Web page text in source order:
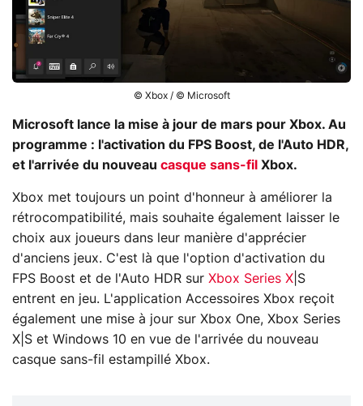
© Xbox / © Microsoft
Microsoft lance la mise à jour de mars pour Xbox. Au
programme : l'activation du FPS Boost, de l'Auto HDR,
et l'arrivée du nouveau casque sans-fil Xbox.
Xbox met toujours un point d'honneur à améliorer la
rétrocompatibilité, mais souhaite également laisser le
choix aux joueurs dans leur manière d'apprécier
d'anciens jeux. C'est là que l'option d'activation du
FPS Boost et de l'Auto HDR sur Xbox Series X |S
entrent en jeu. L'application Accessoires Xbox reçoit
également une mise à jour sur Xbox One, Xbox Series
X|S et Windows 10 en vue de l'arrivée du nouveau
casque sans-fil estampillé Xbox.